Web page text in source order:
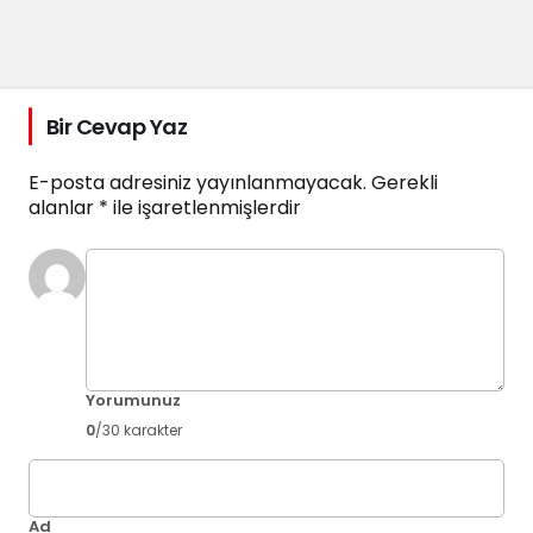
Bir Cevap Yaz
E-posta adresiniz yayınlanmayacak. Gerekli
alanlar * ile işaretlenmişlerdir
Yorumunuz
0/30 karakter
Ad